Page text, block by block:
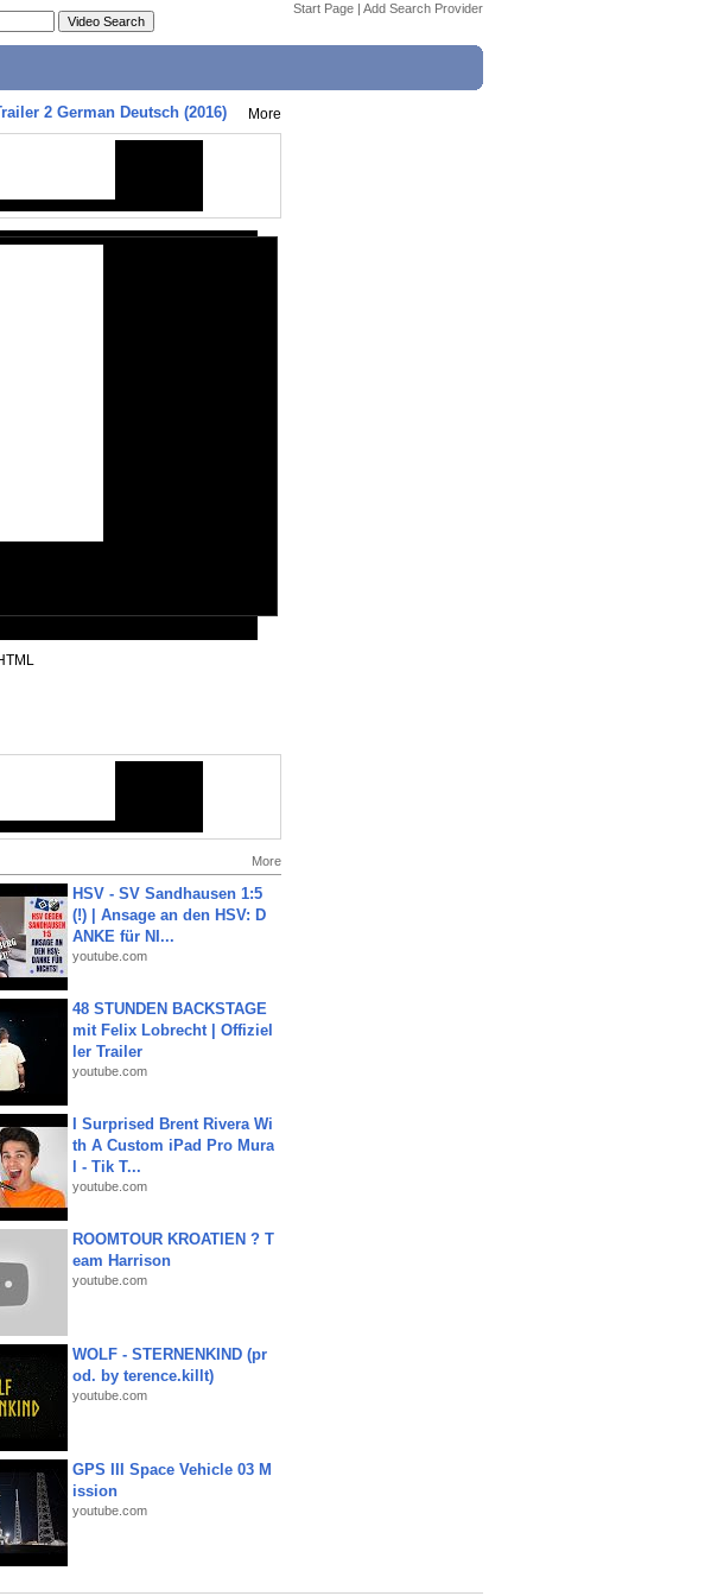
Start Page | Add Search Provider
2 German Deutsch (2016) More
More
HSV - SV Sandhausen 1:5
(!) | Ansage an den HSV: D
ANKE für NI...
youtube.com
48 STUNDEN BACKSTAGE
mit Felix Lobrecht | Offiziel
ler Trailer
youtube.com
I Surprised Brent Rivera Wi
th A Custom iPad Pro Mura
l - Tik T...
youtube.com
ROOMTOUR KROATIEN ? T
eam Harrison
youtube.com
WOLF - STERNENKIND (pr
od. by terence.killt)
youtube.com
GPS III Space Vehicle 03 M
ission
youtube.com